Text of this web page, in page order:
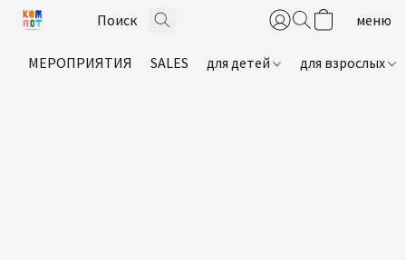
МЕРОПРИЯТИЯ SALES для детей для взрослых